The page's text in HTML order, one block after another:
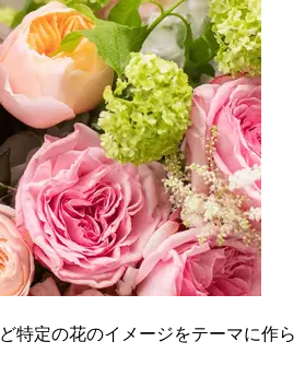
特定の花のイメージをテーマに作ら